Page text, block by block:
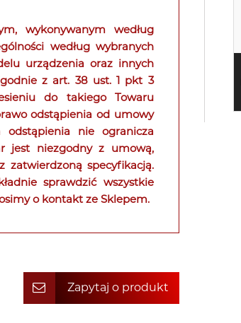
wykonywanym według
według wybranych
urządzenia oraz innych
z art. 38 ust. 1 pkt 3
do takiego Towaru
odstąpienia od umowy
odstąpienia nie ogranicza
jest niezgodny z umową,
zatwierdzoną specyfikacją.
sprawdzić wszystkie
o kontakt ze Sklepem.
Zapytaj o produkt